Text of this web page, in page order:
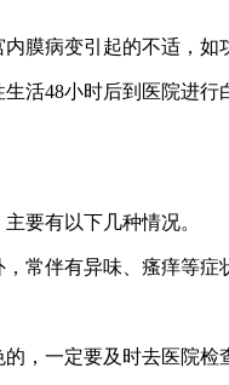
膜病变引起的不适，
活48小时后到医院进
要有以下几种情况。
常伴有异味、瘙痒等症
，一定要及时去医院检